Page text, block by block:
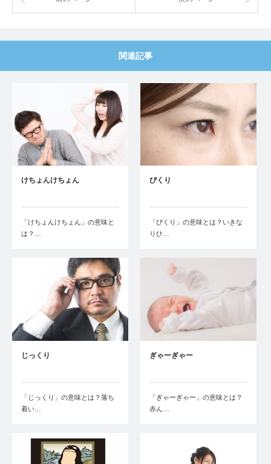
関連記事
けちょんけちょん
「けちょんけちょん」の意味と
は？…
ぴくり
「ぴくり」の意味とは？いきな
りひ…
じっくり
「じっくり」の意味とは？落ち
着い…
ぎゃーぎゃー
「ぎゃーぎゃー」の意味とは？
赤ん…